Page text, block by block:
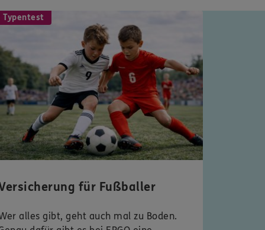
Typentest
für Fußballer
alles gibt, geht auch mal zu Boden.